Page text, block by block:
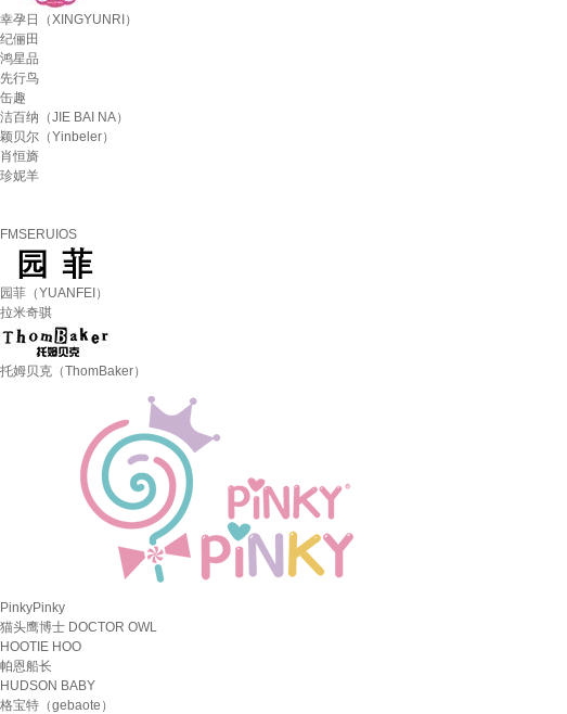
幸孕日（XINGYUNRI）
纪俪田
鸿星品
先行鸟
缶趣
洁百纳（JIE BAI NA）
颖贝尔（Yinbeler）
肖恒旖
珍妮羊
FMSERUIOS
园菲（YUANFEI）
拉米奇骐
托姆贝克（ThomBaker）
PinkyPinky
猫头鹰博士 DOCTOR OWL
HOOTIE HOO
帕恩船长
HUDSON BABY
格宝特（gebaote）